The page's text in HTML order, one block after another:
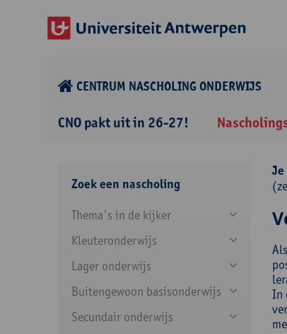
CENTRUM NASCHOLING ONDERWIJS
CNO pakt uit in 26-27!
Zoek een nascholing
Thema's in de kijker
Kleuteronderwijs
Lager onderwijs
Buitengewoon basisonderwijs
Secundair onderwijs
In